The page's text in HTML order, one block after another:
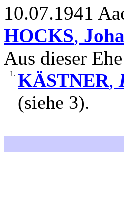
10.07.1941
HOCKS,
Aus dieser
1. KÄSTNER,
(siehe 3).